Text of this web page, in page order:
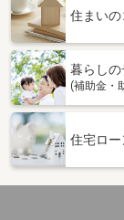
住まいの
暮らしの
(補助金・
住宅ロー